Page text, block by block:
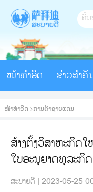
ໜ້າທຳອິດ ຂ່າວສຳຄັ
ໜ້າທຳອິດ >ການຄ້າຊາຍແດນ
ສ້າງຕັ້ງວິສາຫະກິດ
ໃບອະນຸຍາດທຸລະກິ
ສະບາຍດີ |2023-05-25